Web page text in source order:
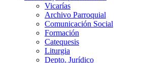
Vicarías
Archivo Parroquial
Comunicación Social
Formación
Catequesis
Liturgia
Depto. Jurídico